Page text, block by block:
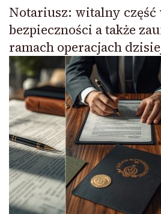
Notariusz: witalny część
bezpieczności a także
ramach operacjach